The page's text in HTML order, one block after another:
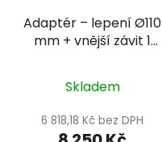
Adaptér – lepení Ø110
mm + vnější závit 1
Skladem
6 818,18 Kč bez DPH